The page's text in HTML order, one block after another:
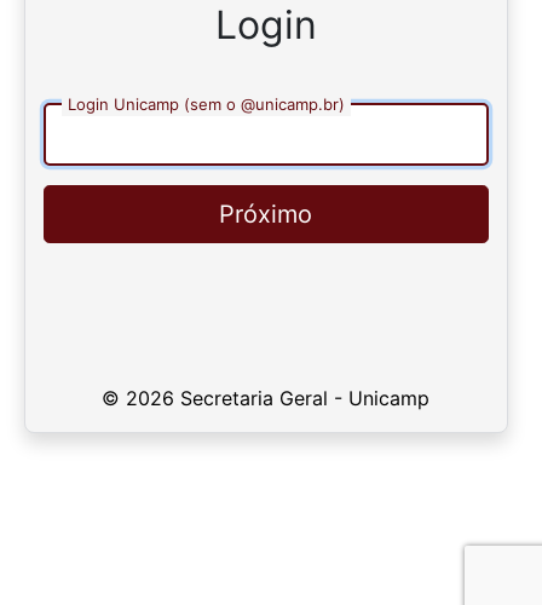
Login
Login Unicamp (sem o @unicamp.br)
Próximo
© 2026 Secretaria Geral - Unicamp